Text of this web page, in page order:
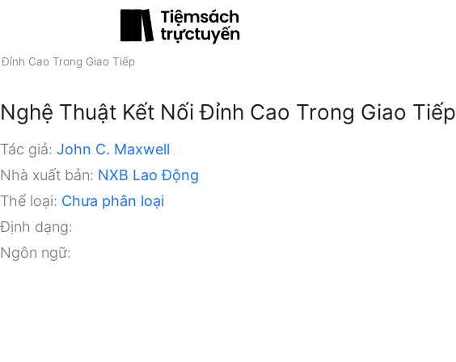
Cao Trong Giao Tiếp
Nghệ Thuật Kết Nối Đỉnh Cao Trong Giao Tiếp
Tác giả: John C. Maxwell
Nhà xuất bản: NXB Lao Động
Thể loại: Chưa phân loại
Định dạng:
Ngôn ngữ: